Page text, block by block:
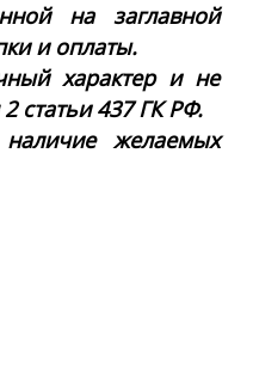
на заглавной
и оплаты.
характер и не
статьи 437 ГК РФ.
желаемых